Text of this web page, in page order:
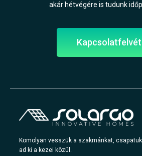
akár hétvégére is tudunk
Komolyan vesszük a szakmánkat,
ad ki a kezei közül.